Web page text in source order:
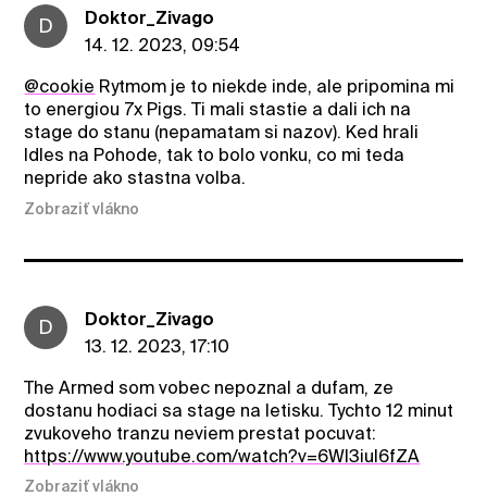
D
Doktor_Zivago
14. 12. 2023, 09:54
@cookie Rytmom je to niekde inde, ale pripomina mi
to energiou 7x Pigs. Ti mali stastie a dali ich na
stage do stanu (nepamatam si nazov). Ked hrali
Idles na Pohode, tak to bolo vonku, co mi teda
nepride ako stastna volba.
Zobraziť vlákno
D
Doktor_Zivago
13. 12. 2023, 17:10
The Armed som vobec nepoznal a dufam, ze
dostanu hodiaci sa stage na letisku. Tychto 12 minut
zvukoveho tranzu neviem prestat pocuvat:
https://www.youtube.com/watch?v=6WI3iul6fZA
Zobraziť vlákno